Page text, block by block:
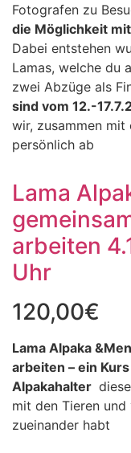
Fotografen zu
die Möglichkeit
Dabei entstehen
Lamas, welche du
zwei Abzüge als
sind vom 12.-
wir, zusammen mit
persönlich ab
Lama
arbeiten
Uhr
120,00€
Lama Alpaka
arbeiten – ein
Alpakahalter
mit den Tieren
zueinander habt